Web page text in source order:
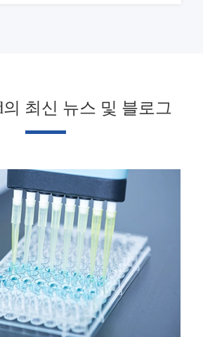
의 최신 뉴스 및 블로그